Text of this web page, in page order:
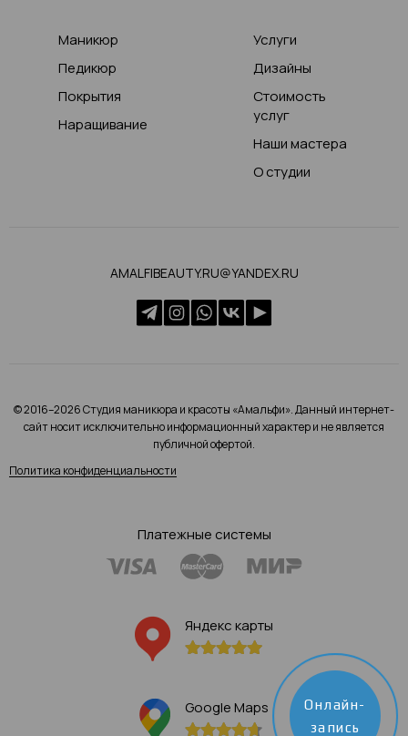
Маникюр
Педикюр
Покрытия
Наращивание
Услуги
Дизайны
Стоимость
услуг
Наши мастера
О студии
AMALFIBEAUTY.RU@YANDEX.RU
© 2016–2026 Студия маникюра и красоты «Амальфи». Данный интернет-
сайт носит исключительно информационный характер и не является
публичной офертой.
Политика конфиденциальности
Платежные системы
Яндекс карты
Google Maps
Онлайн-
запись